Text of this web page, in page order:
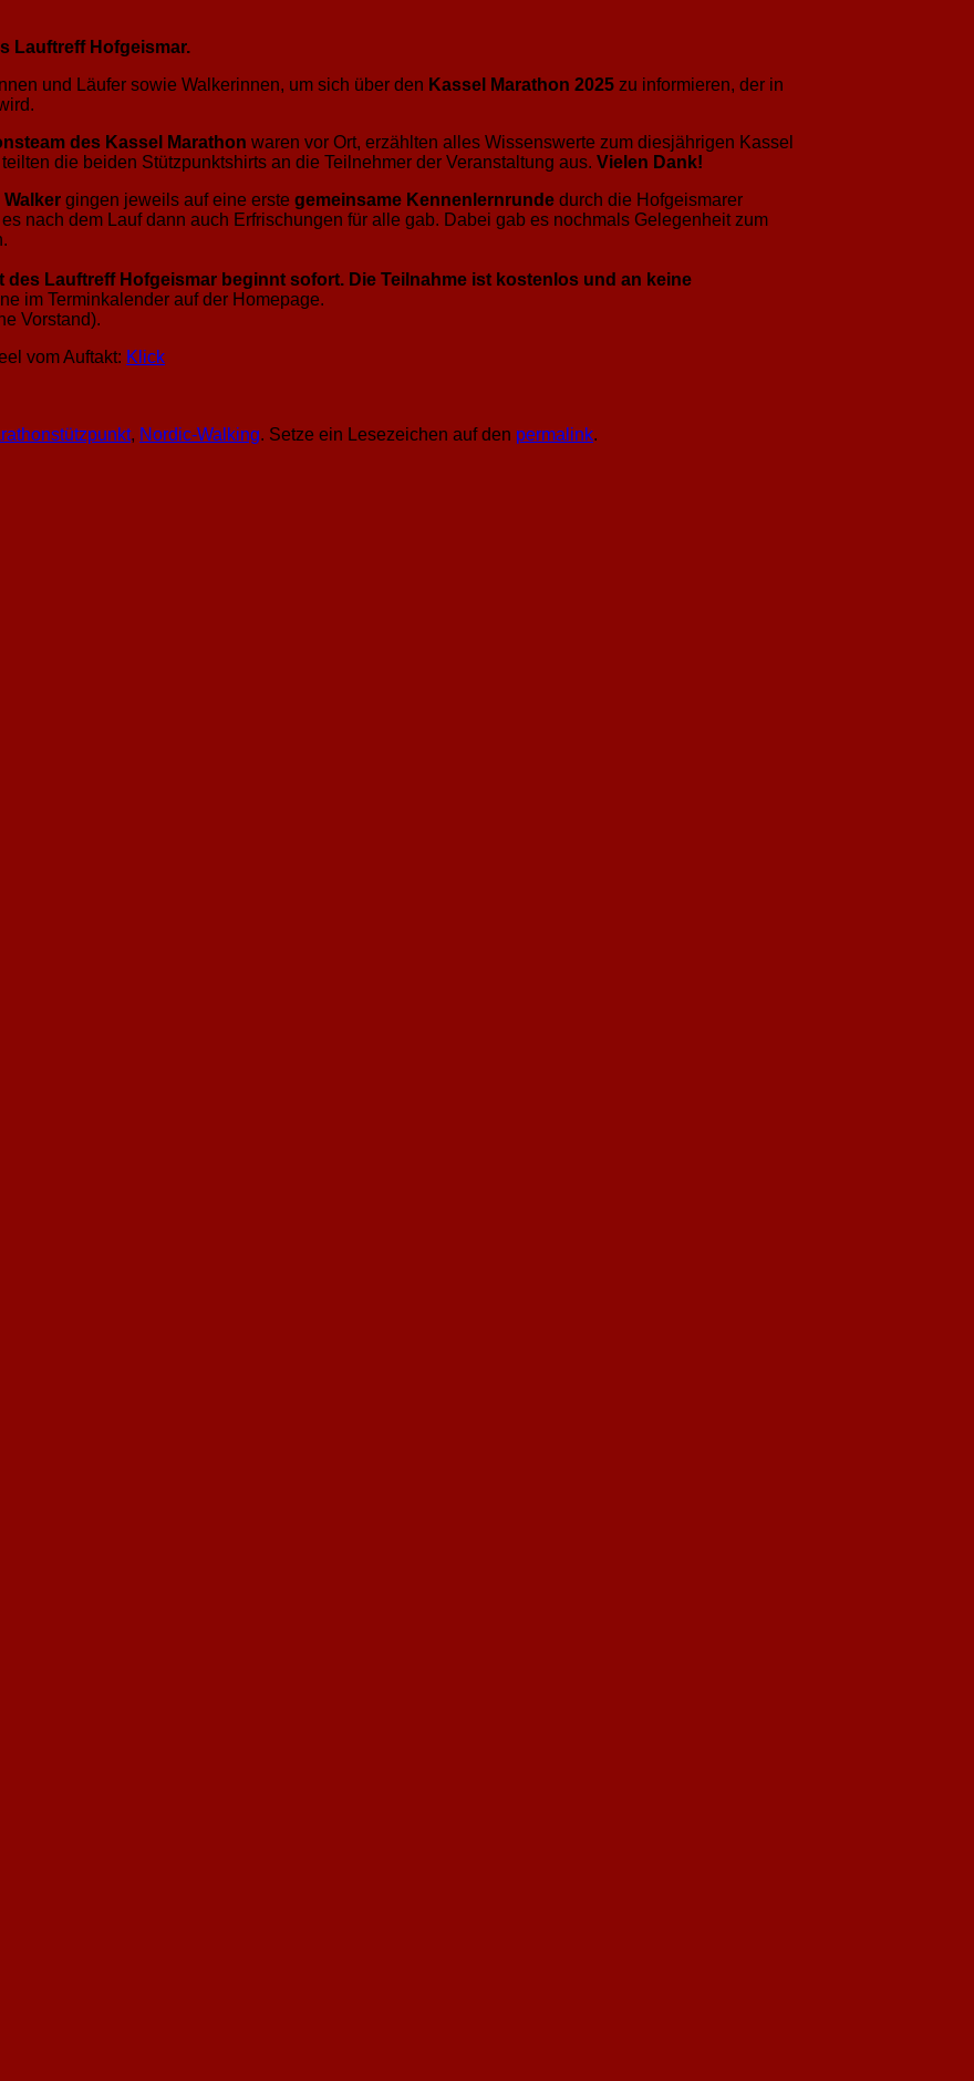
Lauftreff Hofgeismar.
und Läufer sowie Walkerinnen, um sich über den Kassel Marathon 2025 zu informieren, der in
des Kassel Marathon waren vor Ort, erzählten alles Wissenswerte zum diesjährigen Kassel
die beiden Stützpunktshirts an die Teilnehmer der Veranstaltung aus. Vielen Dank!
gingen jeweils auf eine erste gemeinsame Kennenlernrunde durch die Hofgeismarer
nach dem Lauf dann auch Erfrischungen für alle gab. Dabei gab es nochmals Gelegenheit zum
des Lauftreff Hofgeismar beginnt sofort. Die Teilnahme ist kostenlos und an keine
im Terminkalender auf der Homepage.
Vorstand).
vom Auftakt: Klick
, Nordic-Walking. Setze ein Lesezeichen auf den permalink.